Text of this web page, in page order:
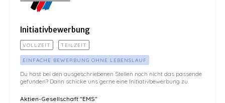
Initiativbewerbung
VOLLZEIT TEILZEIT
EINFACHE BEWERBUNG OHNE LEBENSLAUF
Du hast bei den ausgeschriebenen Stellen noch nicht das passende
gefunden? Dann schicke uns gerne eine Initiativbewerbung zu.
Aktien-Gesellschaft "EMS"